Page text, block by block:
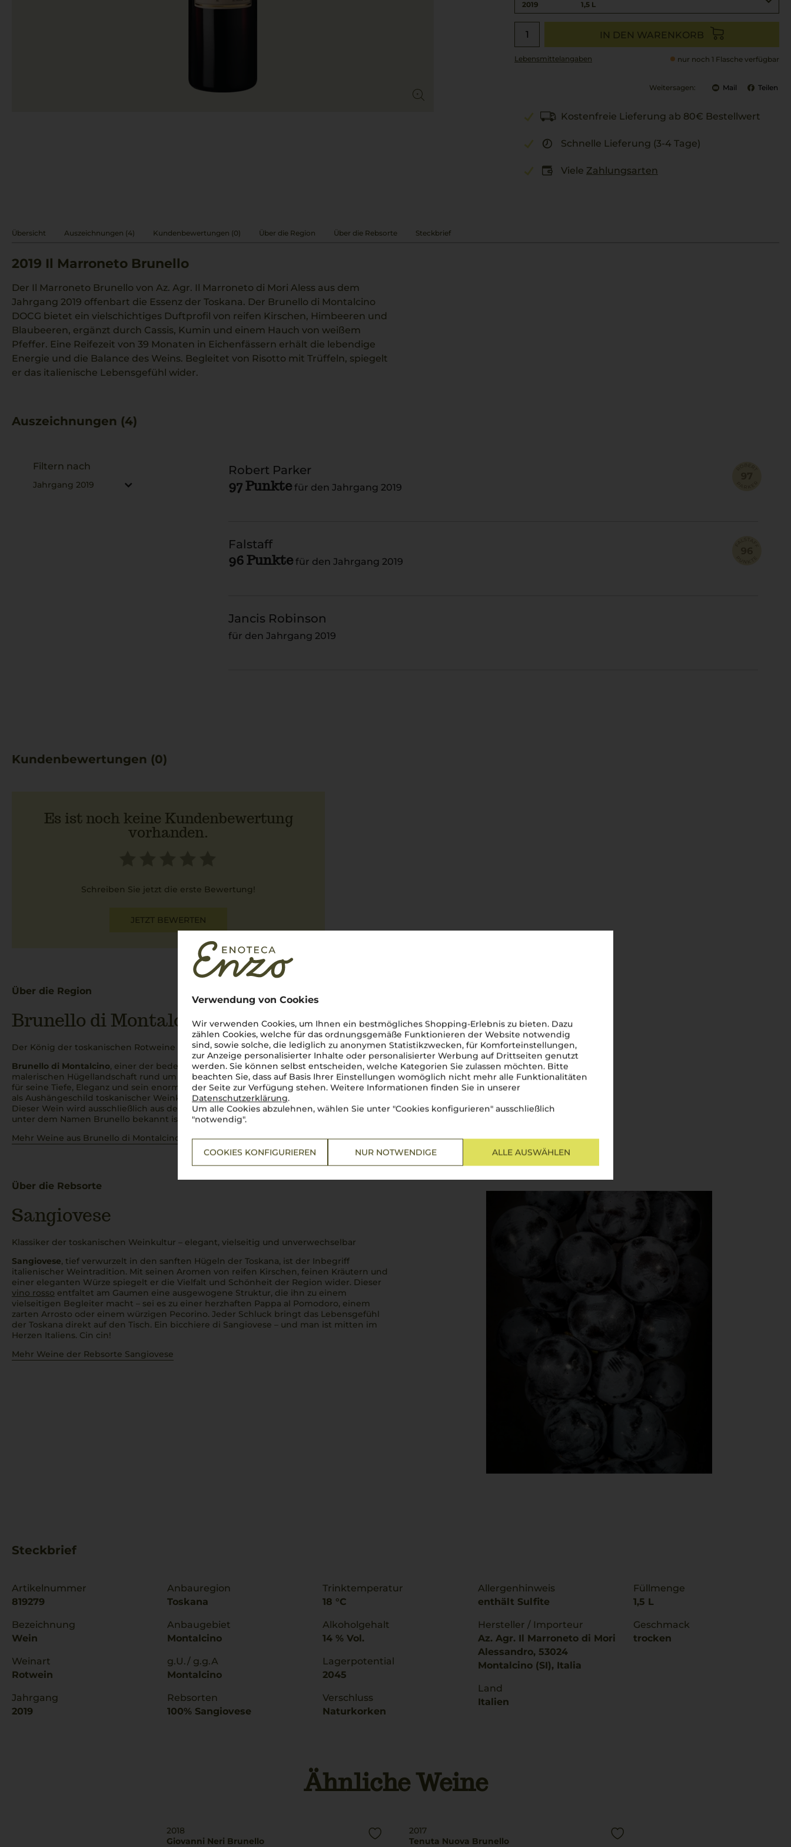
Verwendung von Cookies
Wir verwenden Cookies, um Ihnen ein bestmögliches Shopping-Erlebnis zu bieten. Dazu
zählen Cookies, welche für das ordnungsgemäße Funktionieren der Website notwendig
sind, sowie solche, die lediglich zu anonymen Statistikzwecken, für Komforteinstellungen,
zur Anzeige personalisierter Inhalte oder personalisierter Werbung auf Drittseiten genutzt
werden. Sie können selbst entscheiden, welche Kategorien Sie zulassen möchten. Bitte
beachten Sie, dass auf Basis Ihrer Einstellungen womöglich nicht mehr alle Funktionalitäten
der Seite zur Verfügung stehen. Weitere Informationen finden Sie in unserer
Datenschutzerklärung.
Um alle Cookies abzulehnen, wählen Sie unter "Cookies konfigurieren" ausschließlich
"notwendig".
COOKIES KONFIGURIEREN NUR NOTWENDIGE ALLE AUSWÄHLEN
2019 1,5 L
IN DEN WARENKORB
Lebensmittel­angaben nur noch 1 Flasche verfügbar
Weitersagen: Mail Teilen
Kostenfreie Lieferung ab 80€ Bestellwert
Schnelle Lieferung (3-4 Tage)
Viele Zahlungsarten
Übersicht Auszeichnungen (4) Kundenbewertungen (0) Über die Region Über die Rebsorte Steckbrief
2019 Il Marroneto Brunello
Der Il Marroneto Brunello von Az. Agr. Il Marroneto di Mori Aless aus dem
Jahrgang 2019 offenbart die Essenz der Toskana. Der Brunello di Montalcino
DOCG bietet ein vielschichtiges Duftprofil von reifen Kirschen, Himbeeren und
Blaubeeren, ergänzt durch Cassis, Kumin und einem Hauch von weißem
Pfeffer. Eine Reifezeit von 39 Monaten in Eichenfässern erhält die lebendige
Energie und die Balance des Weins. Begleitet von Risotto mit Trüffeln, spiegelt
er das italienische Lebensgefühl wider.
Auszeichnungen (4)
Filtern nach
Jahrgang 2019
Robert Parker
97 Punkte für den Jahrgang 2019
Falstaff
96 Punkte für den Jahrgang 2019
Jancis Robinson
für den Jahrgang 2019
Kundenbewertungen (0)
Es ist noch keine Kundenbewertung
vorhanden.
Schreiben Sie jetzt die erste Bewertung!
JETZT BEWERTEN
Über die Region
Brunello di Montalcino DOCG
Der König der toskanischen Rotweine
Brunello di Montalcino, einer der bedeutendsten Rotweine Italiens, stammt aus der
malerischen Hügellandschaft rund um das Städchen Montalcino in derToskana. Bekannt
für seine Tiefe, Eleganz und sein enormes Alterungspotenzial, gilt Brunello di Montalcino
als Aushängeschild toskanischer Weinkunst und als einer der edelsten Weine der Welt.
Dieser Wein wird ausschließlich aus der Sangiovese Grosso Traube hergesellt, die hier
unter dem Namen Brunello bekannt ist.
Mehr Weine aus Brunello di Montalcino DOCG
Über die Rebsorte
Sangiovese
Klassiker der toskanischen Weinkultur – elegant, vielseitig und unverwechselbar
Sangiovese, tief verwurzelt in den sanften Hügeln der Toskana, ist der Inbegriff
italienischer Weintradition. Mit seinen Aromen von reifen Kirschen, feinen Kräutern und
einer eleganten Würze spiegelt er die Vielfalt und Schönheit der Region wider. Dieser
vino rosso entfaltet am Gaumen eine ausgewogene Struktur, die ihn zu einem
vielseitigen Begleiter macht – sei es zu einer herzhaften Pappa al Pomodoro, einem
zarten Arrosto oder einem würzigen Pecorino. Jeder Schluck bringt das Lebensgefühl
der Toskana direkt auf den Tisch. Ein bicchiere di Sangiovese – und man ist mitten im
Herzen Italiens. Cin cin!
Mehr Weine der Rebsorte Sangiovese
Steckbrief
Artikelnummer
819279
Bezeichnung
Wein
Weinart
Rotwein
Jahrgang
2019
Anbauregion
Toskana
Anbaugebiet
Montalcino
g.U./ g.g.A
Montalcino
Rebsorten
100% Sangiovese
Trinktemperatur
18 °C
Alkoholgehalt
14 % Vol.
Lagerpotential
2045
Verschluss
Naturkorken
Allergenhinweis
enthält Sulfite
Hersteller / Importeur
Az. Agr. Il Marroneto di Mori
Alessandro, 53024
Montalcino (SI), Italia
Land
Italien
Füllmenge
1,5 L
Geschmack
trocken
Ähnliche Weine
2018
Giovanni Neri Brunello
2017
Tenuta Nuova Brunello